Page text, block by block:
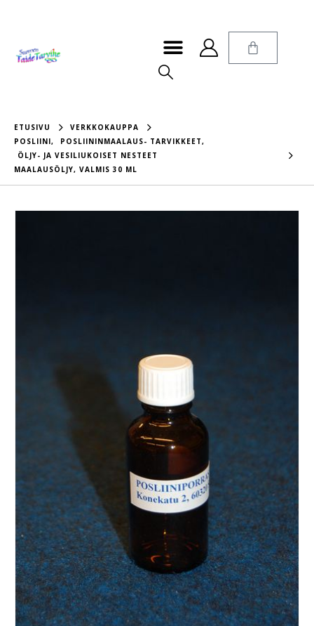
ETUSIVU
VERKKOKAUPPA
POSLIINI, POSLIININMAALAUS- TARVIKKEET,
ÖLJY- JA VESILIUKOISET NESTEET
MAALAUSÖLJY, VALMIS 30 ML